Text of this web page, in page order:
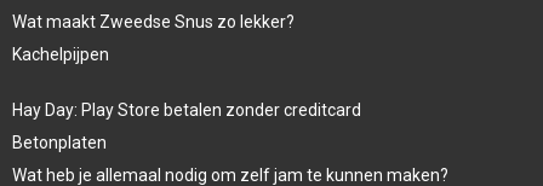
Wat maakt Zweedse Snus zo lekker?
Kachelpijpen
Hay Day: Play Store betalen zonder creditcard
Betonplaten
Wat heb je allemaal nodig om zelf jam te kunnen maken?